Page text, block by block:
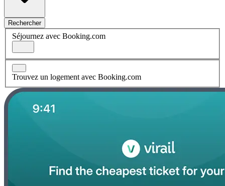
Rechercher
Séjournez avec Booking.com
Trouvez un logement avec Booking.com